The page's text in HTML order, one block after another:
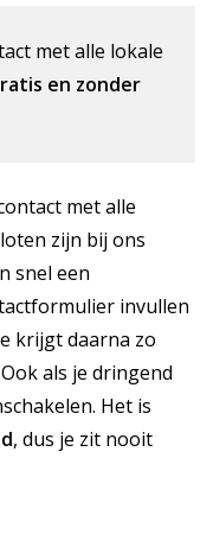
met alle lokale
en zonder
met alle
zijn bij ons
snel een
invullen
krijgt daarna zo
als je dringend
Het is
, dus je zit nooit